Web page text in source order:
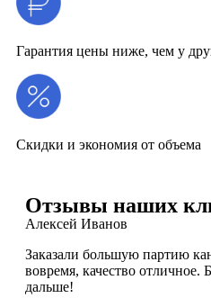
Гарантия цены ниже, чем у
Скидки и экономия от объема
Отзывы наших
Алексей Иванов
Заказали большую партию
вовремя, качество отличное.
дальше!